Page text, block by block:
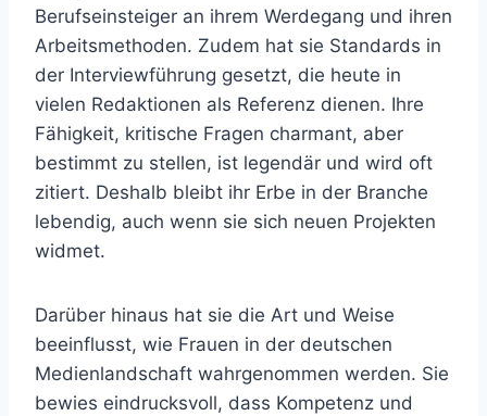
Berufseinsteiger an ihrem Werdegang und ihren
Arbeitsmethoden. Zudem hat sie Standards in
der Interviewführung gesetzt, die heute in
vielen Redaktionen als Referenz dienen. Ihre
Fähigkeit, kritische Fragen charmant, aber
bestimmt zu stellen, ist legendär und wird oft
zitiert. Deshalb bleibt ihr Erbe in der Branche
lebendig, auch wenn sie sich neuen Projekten
widmet.
Darüber hinaus hat sie die Art und Weise
beeinflusst, wie Frauen in der deutschen
Medienlandschaft wahrgenommen werden. Sie
bewies eindrucksvoll, dass Kompetenz und